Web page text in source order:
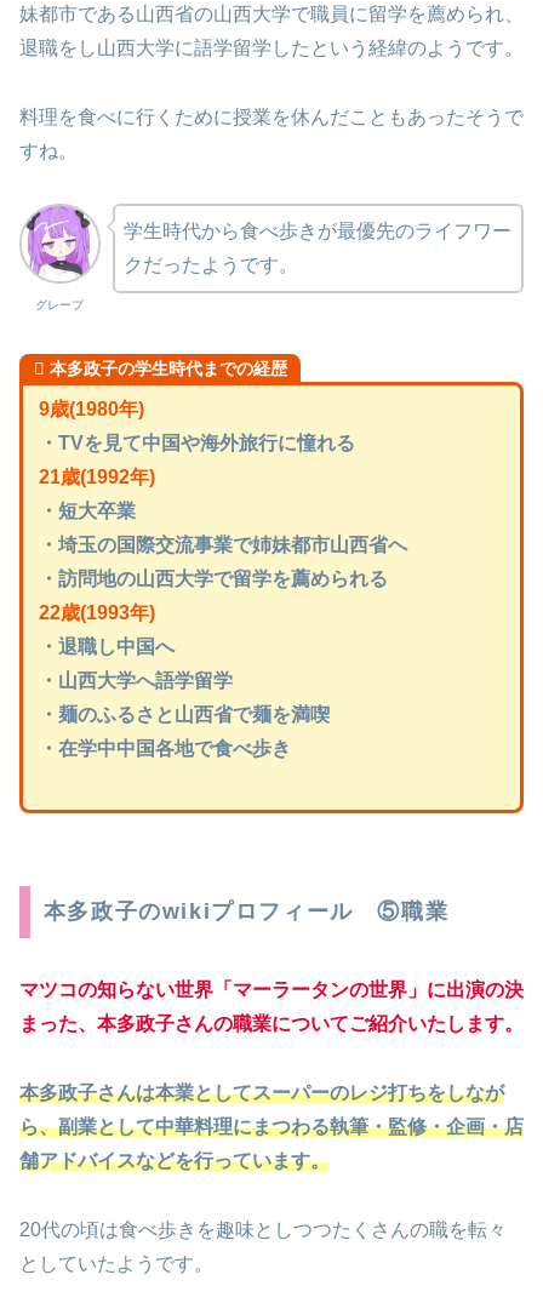
妹都市である山西省の山西大学で職員に留学を薦められ、
退職をし山西大学に語学留学したという経緯のようです。
料理を食べに行くために授業を休んだこともあったそうで
すね。
グレープ
学生時代から食べ歩きが最優先のライフワー
クだったようです。
本多政子の学生時代までの経歴
9歳(1980年)
・TVを見て中国や海外旅行に憧れる
21歳(1992年)
・短大卒業
・埼玉の国際交流事業で姉妹都市山西省へ
・訪問地の山西大学で留学を薦められる
22歳(1993年)
・退職し中国へ
・山西大学へ語学留学
・麺のふるさと山西省で麺を満喫
・在学中中国各地で食べ歩き
本多政子のwikiプロフィール ⑤職業
マツコの知らない世界「マーラータンの世界」に出演の決
まった、本多政子さんの職業についてご紹介いたします。
本多政子さんは本業としてスーパーのレジ打ちをしなが
ら、副業として中華料理にまつわる執筆・監修・企画・店
舗アドバイスなどを行っています。
20代の頃は食べ歩きを趣味としつつたくさんの職を転々
としていたようです。